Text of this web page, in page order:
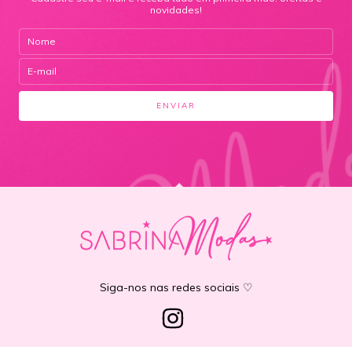
novidades!
Siga-nos nas redes sociais ♡